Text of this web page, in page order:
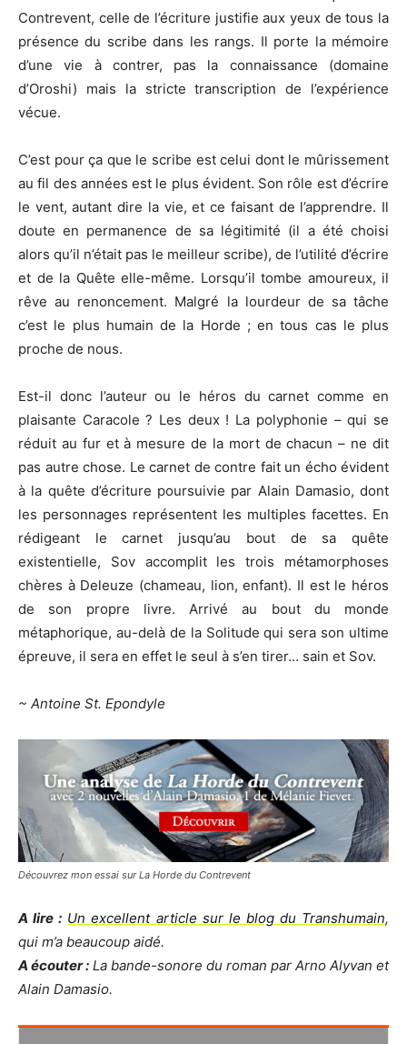
Contrevent, celle de l’écriture justifie aux yeux de tous la
présence du scribe dans les rangs. Il porte la mémoire
d’une vie à contrer, pas la connaissance (domaine
d’Oroshi) mais la stricte transcription de l’expérience
vécue.
C’est pour ça que le scribe est celui dont le mûrissement
au fil des années est le plus évident. Son rôle est d’écrire
le vent, autant dire la vie, et ce faisant de l’apprendre. Il
doute en permanence de sa légitimité (il a été choisi
alors qu’il n’était pas le meilleur scribe), de l’utilité d’écrire
et de la Quête elle-même. Lorsqu’il tombe amoureux, il
rêve au renoncement. Malgré la lourdeur de sa tâche
c’est le plus humain de la Horde ; en tous cas le plus
proche de nous.
Est-il donc l’auteur ou le héros du carnet comme en
plaisante Caracole ? Les deux ! La polyphonie – qui se
réduit au fur et à mesure de la mort de chacun – ne dit
pas autre chose. Le carnet de contre fait un écho évident
à la quête d’écriture poursuivie par Alain Damasio, dont
les personnages représentent les multiples facettes. En
rédigeant le carnet jusqu’au bout de sa quête
existentielle, Sov accomplit les trois métamorphoses
chères à Deleuze (chameau, lion, enfant). Il est le héros
de son propre livre. Arrivé au bout du monde
métaphorique, au-delà de la Solitude qui sera son ultime
épreuve, il sera en effet le seul à s’en tirer… sain et Sov.
~ Antoine St. Epondyle
Découvrez mon essai sur La Horde du Contrevent
A lire : Un excellent article sur le blog du Transhumain,
qui m’a beaucoup aidé.
A écouter : La bande-sonore du roman par Arno Alyvan et
Alain Damasio.